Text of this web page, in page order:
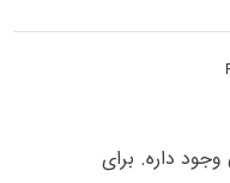
داره. برای